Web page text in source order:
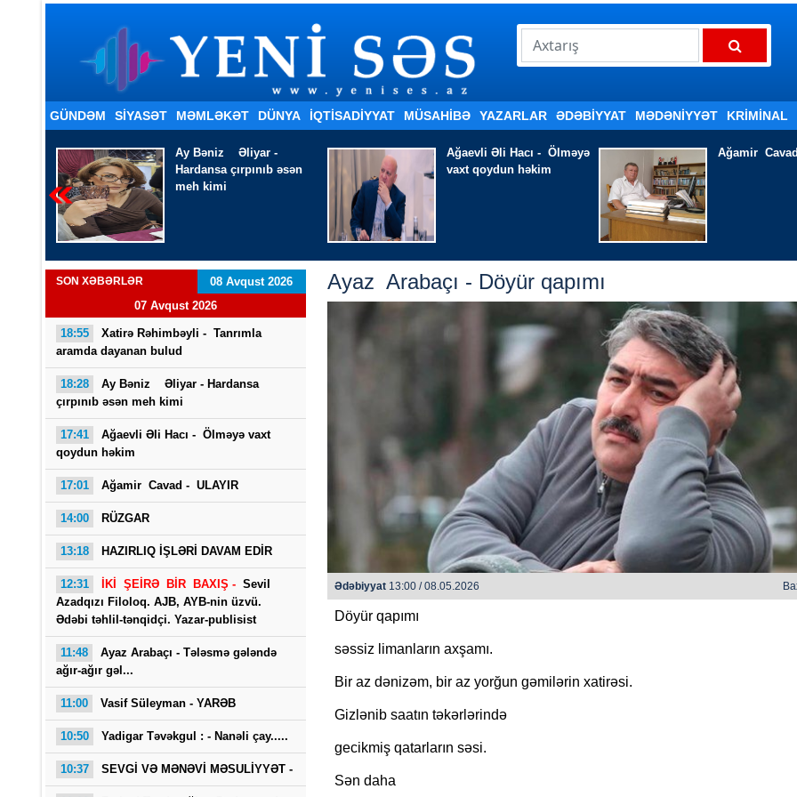
GÜNDƏM SİYASƏT MƏMLƏKƏT DÜNYA İQTISADIYYAT MÜSAHİBƏ YAZARLAR ƏDƏBIYYAT MƏDƏNİYYƏT KRİMİNAL
Ağaevli Əli Hacı -Ölməyə
vaxt qoydun həkim
Ağamir Cavad - ULAYIR
HAZIRLIQ
SON XƏBƏRLƏR
08 Avqust 2026
07 Avqust 2026
18:55
Xatirə Rəhimbəyli - Tanrımla
aramda dayanan bulud
18:28
Ay Bəniz Əliyar - Hardansa
çırpınıb əsən meh kimi
17:41 Ağaevli Əli Hacı - Ölməyə vaxt
qoydun həkim
17:01 Ağamir Cavad - ULAYIR
14:00 RÜZGAR
13:18 HAZIRLIQ İŞLƏRİ DAVAM EDİR
12:31 İKİ ŞEİRƏ BİR BAXIŞ - Sevil
Azadqızı Filoloq. AJB, AYB-nin üzvü.
Ədəbi təhlil-tənqidçi. Yazar-publisist
11:48
Ayaz Arabaçı - Tələsmə gələndə
ağır-ağır gəl...
11:00 Vasif Süleyman - YARƏB
10:50 Yadigar Təvəkgul : - Nanəli çay.....
10:37 SEVGİ VƏ MƏNƏVİ MƏSULİYYƏT -
Ayaz Arabaçı - Döyür qapımı
Ədəbiyyat13:00 / 08.05.2026
Döyür qapımı
səssiz limanların axşamı.
Bir az dənizəm, bir az yorğun gəmilərin xatirəsi.
Gizlənib saatın təkərlərində
gecikmiş qatarların səsi.
Sən daha
Sabah bəzi yerlərdə yağış yağacaq
Xocalı, Ağdərə və Cəbrayılın
kəndlərinə köç karvanı yola